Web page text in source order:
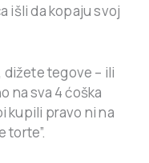
išli da kopaju svoj
dižete tegove – ili
na sva 4 ćoška
kupili pravo ni na
torte”.